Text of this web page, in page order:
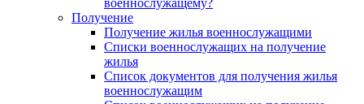
военнослужащему?
Получение
Получение жилья военнослужащими
Списки военнослужащих на получение
жилья
Список документов для получения жилья
военнослужащим